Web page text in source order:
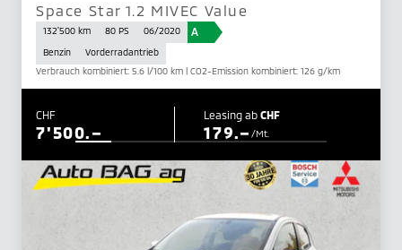
Space Star 1.2 MIVEC Value
132'500 km 80 PS 06/2020 A
Benzin
Vorderradantrieb
Verbrauch kombiniert: 5.6 l/100 km | CO2-Emission kombiniert: 126 g/km
CHF
7'500.–
Leasing abCHF
179.–/Mt.